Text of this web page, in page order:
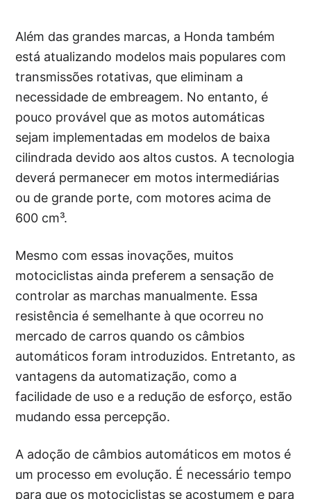
Além das grandes marcas, a Honda também
está atualizando modelos mais populares com
transmissões rotativas, que eliminam a
necessidade de embreagem. No entanto, é
pouco provável que as motos automáticas
sejam implementadas em modelos de baixa
cilindrada devido aos altos custos. A tecnologia
deverá permanecer em motos intermediárias
ou de grande porte, com motores acima de
600 cm³.
Mesmo com essas inovações, muitos
motociclistas ainda preferem a sensação de
controlar as marchas manualmente. Essa
resistência é semelhante à que ocorreu no
mercado de carros quando os câmbios
automáticos foram introduzidos. Entretanto, as
vantagens da automatização, como a
facilidade de uso e a redução de esforço, estão
mudando essa percepção.
A adoção de câmbios automáticos em motos é
um processo em evolução. É necessário tempo
para que os motociclistas se acostumem e para